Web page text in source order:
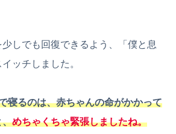
しでも回復できるよう、「僕と息
ッチしました。
寝るのは、赤ちゃんの命がかかって
、めちゃくちゃ緊張しましたね。